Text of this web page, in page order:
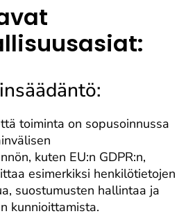
toiminta on sopusoinnussa
kuten EU:n GDPR:n,
esimerkiksi henkilötietojen
suostumusten hallintaa ja
kunnioittamista.